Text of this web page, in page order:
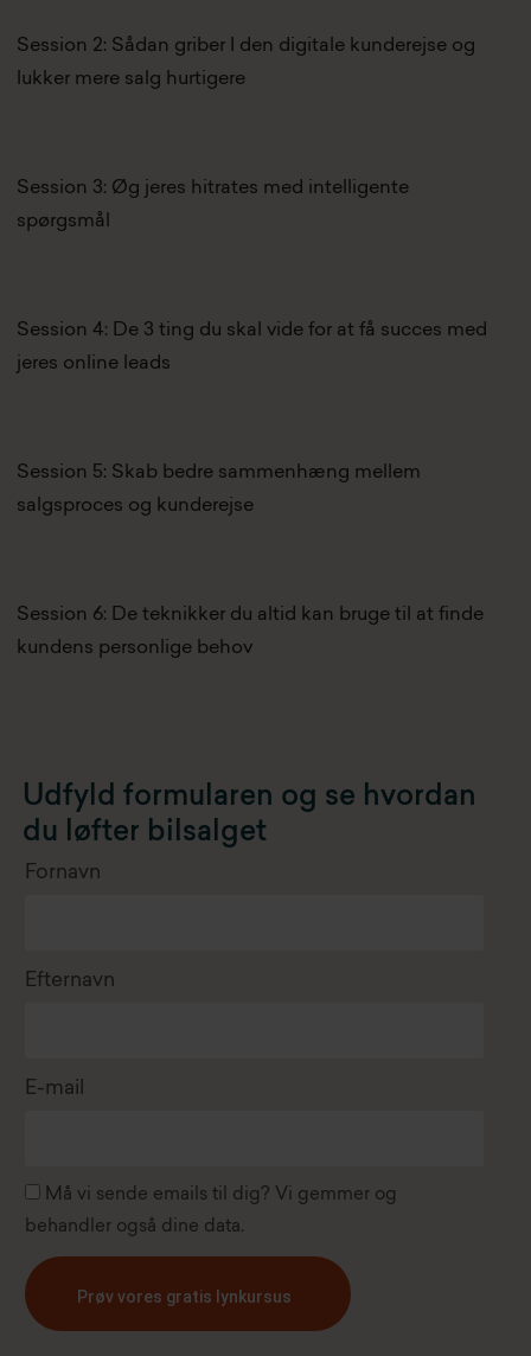
Session 2: Sådan griber I den digitale kunderejse og
lukker mere salg hurtigere
Session 3: Øg jeres hitrates med intelligente
spørgsmål
Session 4: De 3 ting du skal vide for at få succes med
jeres online leads
Session 5: Skab bedre sammenhæng mellem
salgsproces og kunderejse
Session 6: De teknikker du altid kan bruge til at finde
kundens personlige behov
Udfyld formularen og se hvordan
du løfter bilsalget
Fornavn
Efternavn
E-mail
Må vi sende emails til dig? Vi gemmer og
behandler også dine data.
Prøv vores gratis lynkursus